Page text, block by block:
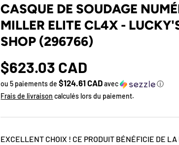
CASQUE DE SOUDAGE
MILLER ELITE CL4X -
SHOP (296766)
$623.03 CAD
ou 5 paiements de$124.61 CADavec
ⓘ
Frais de livraison calculés lors du paiement.
EXCELLENT CHOIX ! CE PRODUIT BÉNÉFICIE DE